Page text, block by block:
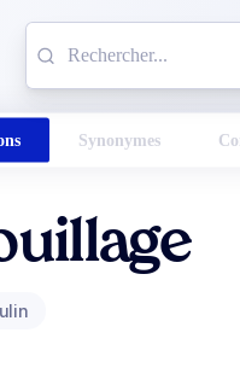
Synonymes